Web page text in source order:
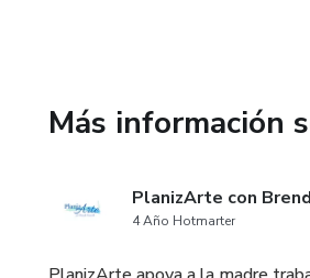
Más información
PlanizArte con
4 Año Hotmarter